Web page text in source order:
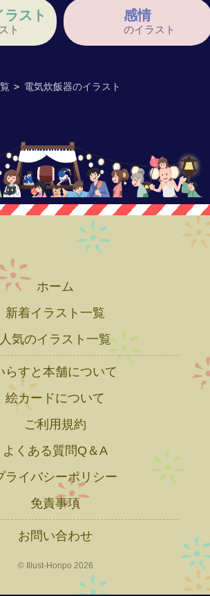
> 電気炊飯器のイラスト
ラスト
ト
感情
のイラスト
ホーム
新着イラスト一覧
人気のイラスト一覧
らすと本舗について
絵カードについて
ご利用規約
よくある質問Q＆A
ライバシーポリシー
免責事項
お問い合わせ
© Illust-Honpo 2026